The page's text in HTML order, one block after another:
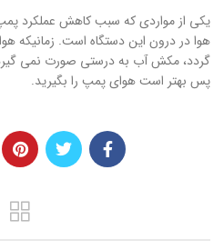
یکی از مواردی که سبب کاهش عملکرد
هوا در درون این دستگاه است.
گردد، مکش آب به درستی صورت نمی
پس بهتر است هوای پمپ را بگیرید.